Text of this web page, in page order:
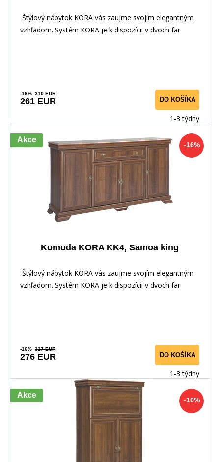
Štýlový nábytok KORA vás zaujme svojím elegantným
vzhľadom. Systém KORA je k dispozícii v dvoch far
-16% 310 EUR
261 EUR DO KOŠÍKA
1-3 týdny
-16%
Akce
Komoda KORA KK4, Samoa king
Štýlový nábytok KORA vás zaujme svojím elegantným
vzhľadom. Systém KORA je k dispozícii v dvoch far
-16% 327 EUR
276 EUR DO KOŠÍKA
1-3 týdny
-16%
Akce